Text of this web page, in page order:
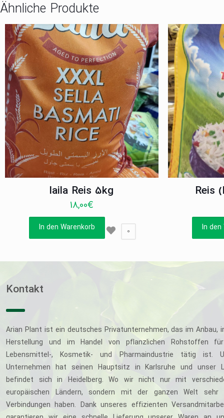
Ähnliche Produkte
laila Reis 5kg
18,00€
In den Warenkorb 0
Reis
In den
Kontakt
Arian Plant ist ein deutsches Privatunternehmen, das im Anbau,
Herstellung und im Handel von pflanzlichen Rohstoffen
Lebensmittel-, Kosmetik- und Pharmaindustrie tätig ist.
Unternehmen hat seinen Hauptsitz in Karlsruhe und unser
befindet sich in Heidelberg. Wo wir nicht nur mit
europäischen Ländern, sondern mit der ganzen Welt sehr
Verbindungen haben. Dank unseres effizienten